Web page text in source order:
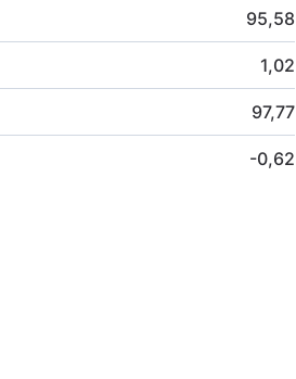
95,58
1,02
97,77
-0,62